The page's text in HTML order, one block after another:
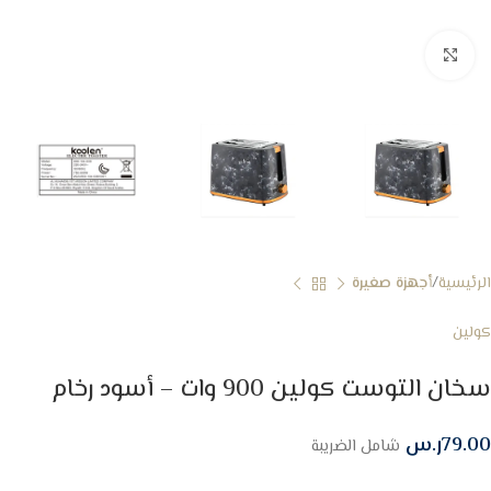
الرئيسية أجهزة صغيرة
كولين
سخان التوست كولين 900 وات – أسود رخام
79.00ر.س شامل الضريبة